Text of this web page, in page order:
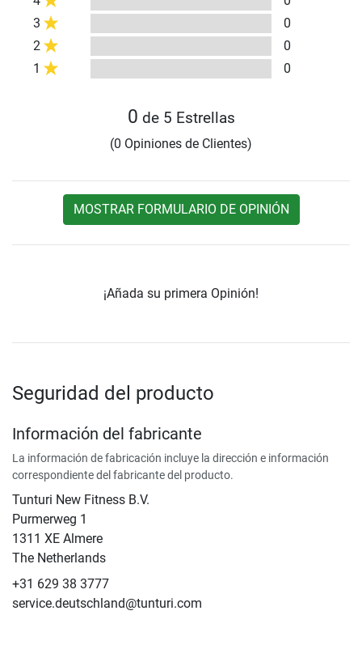
3
0
2
0
1
0
0 de 5 Estrellas
(0 Opiniones de Clientes)
MOSTRAR FORMULARIO DE OPINIÓN
¡Añada su primera Opinión!
Seguridad del producto
Información del fabricante
La información de fabricación incluye la dirección e información
correspondiente del fabricante del producto.
Tunturi New Fitness B.V.
​Purmerweg 1
1311 XE Almere
The Netherlands
+31 629 38 3777
service.deutschland@tunturi.com